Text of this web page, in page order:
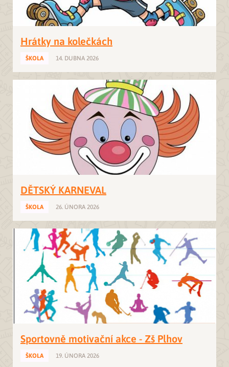
Hrátky na kolečkách
ŠKOLA 14. DUBNA 2026
DĚTSKÝ KARNEVAL
ŠKOLA 26. ÚNORA 2026
Sportovně motivační akce - Zš Plhov
ŠKOLA 19. ÚNORA 2026